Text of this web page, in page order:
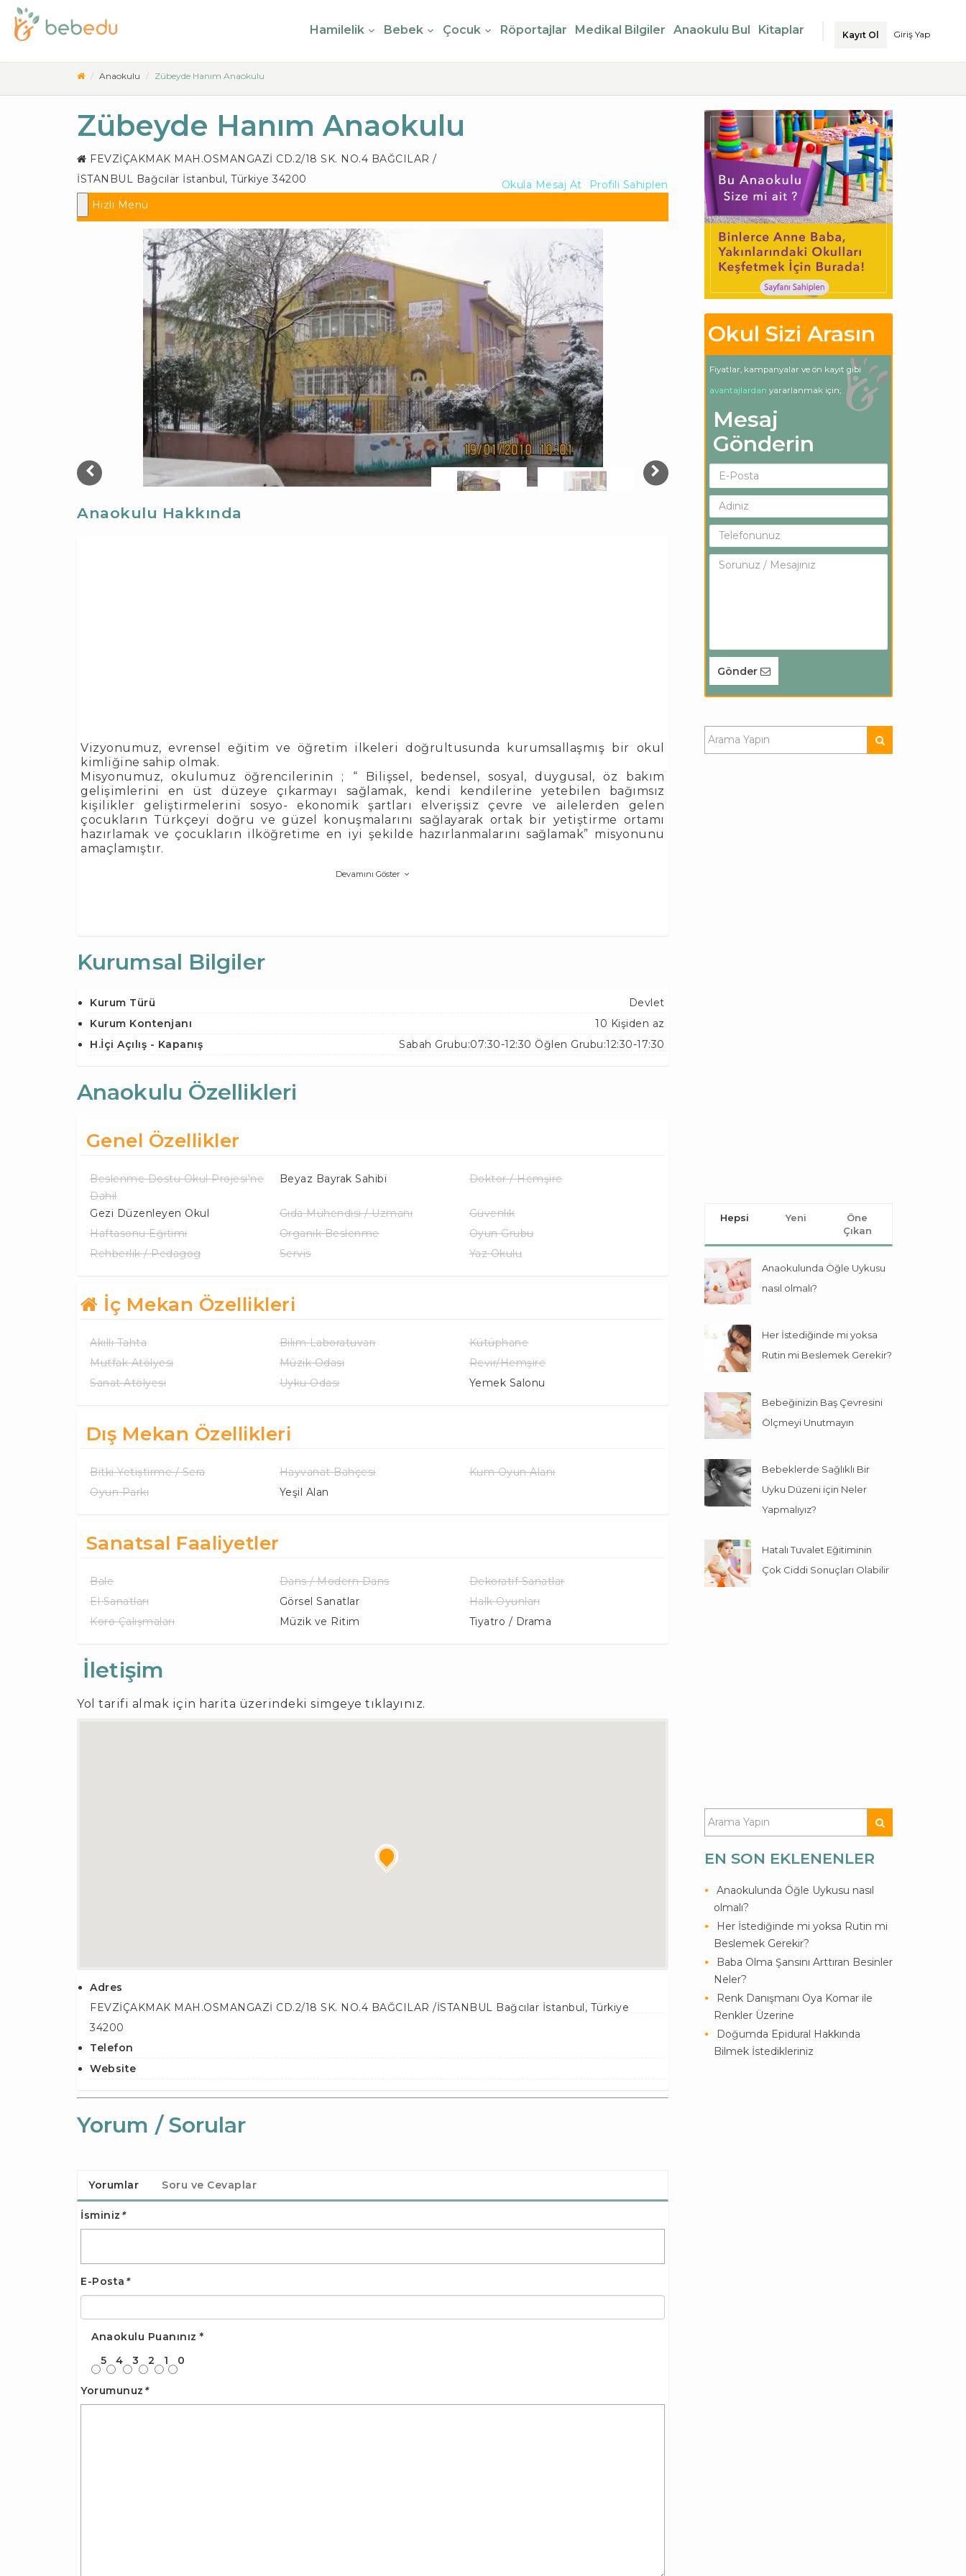
Hamilelik Bebek Çocuk Röportajlar Medikal Bilgiler Anaokulu Bul Kitaplar Kayıt Ol Giriş Yap
Anaokulu Zübeyde Hanım Anaokulu
Zübeyde Hanım Anaokulu
FEVZİÇAKMAK MAH.OSMANGAZİ CD.2/18 SK. NO.4 BAĞCILAR /
İSTANBUL Bağcılar İstanbul, Türkiye 34200 Profili Sahiplen
Okula Mesaj At
Hızlı Menü
Anaokulu Hakkında
Vizyonumuz, evrensel eğitim ve öğretim ilkeleri doğrultusunda kurumsallaşmış bir okul
kimliğine sahip olmak.
Misyonumuz, okulumuz öğrencilerinin ; “ Bilişsel, bedensel, sosyal, duygusal, öz bakım
gelişimlerini en üst düzeye çıkarmayı sağlamak, kendi kendilerine yetebilen bağımsız
kişilikler geliştirmelerini sosyo- ekonomik şartları elverişsiz çevre ve ailelerden gelen
çocukların Türkçeyi doğru ve güzel konuşmalarını sağlayarak ortak bir yetiştirme ortamı
hazırlamak ve çocukların ilköğretime en iyi şekilde hazırlanmalarını sağlamak” misyonunu
amaçlamıştır.
Devamını Göster
Kurumsal Bilgiler
Kurum Türü
Devlet
Kurum Kontenjanı
10 Kişiden az
H.İçi Açılış - Kapanış
Sabah Grubu:07:30-12:30 Öğlen Grubu:12:30-17:30
Anaokulu Özellikleri
Genel Özellikler
Beslenme Dostu Okul Projesi'ne
Dahil
Beyaz Bayrak Sahibi Doktor / Hemşire
Gezi Düzenleyen Okul Gıda Mühendisi / Uzmanı
Güvenlik
Haftasonu Eğitimi
Organik Beslenme
Oyun Grubu
Rehberlik / Pedagog
Servis Yaz Okulu
İç Mekan Özellikleri
Akıllı Tahta Bilim Laboratuvarı
Kütüphane
Mutfak Atölyesi
Müzik Odası
Revir/Hemşire
Sanat Atölyesi
Uyku Odası Yemek Salonu
Dış Mekan Özellikleri
Bitki Yetiştirme / Sera Hayvanat Bahçesi
Kum Oyun Alanı
Oyun Parkı
Yeşil Alan
Sanatsal Faaliyetler
Bale Dans / Modern Dans
Dekoratif Sanatlar
El Sanatları
Görsel Sanatlar
Halk Oyunları
Koro Çalışmaları
Müzik ve Ritim Tiyatro / Drama
İletişim
Yol tarifi almak için harita üzerindeki simgeye tıklayınız.
Adres
FEVZİÇAKMAK MAH.OSMANGAZİ CD.2/18 SK. NO.4 BAĞCILAR /İSTANBUL Bağcılar İstanbul, Türkiye
34200
Telefon
Website
Yorum / Sorular
Yorumlar Soru ve Cevaplar
İsminiz *
E-Posta *
Anaokulu Puanınız *
5
4 3 2 1 0
Yorumunuz *
Okul Sizi Arasın
Fiyatlar, kampanyalar ve ön kayıt gibi
avantajlardan yararlanmak için;
Mesaj
Gönderin
Gönder
Hepsi Yeni
Öne
Çıkan
Anaokulunda Öğle Uykusu
nasıl olmalı?
Her İstediğinde mi yoksa
Rutin mi Beslemek Gerekir?
Bebeğinizin Baş Çevresini
Ölçmeyi Unutmayın
Bebeklerde Sağlıklı Bir
Uyku Düzeni için Neler
Yapmalıyız?
Hatalı Tuvalet Eğitiminin
Çok Ciddi Sonuçları Olabilir
EN SON EKLENENLER
Anaokulunda Öğle Uykusu nasıl
olmalı?
Her İstediğinde mi yoksa Rutin mi
Beslemek Gerekir?
Baba Olma Şansını Arttıran Besinler
Neler?
Renk Danışmanı Oya Komar ile
Renkler Üzerine
Doğumda Epidural Hakkında
Bilmek İstedikleriniz